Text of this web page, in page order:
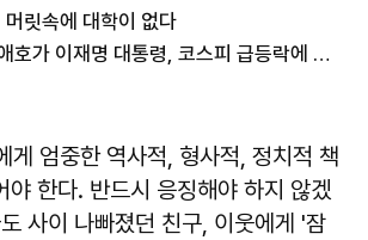
릿속에 대학이 없다
블룸버그 "주식 애호가 이재명 대통령, 코스피 급등락에 역풍"
게 엄중한 역사적, 형사적, 정치적 책
야 한다. 반드시 응징해야 하지 않겠
사이 나빠졌던 친구, 이웃에게 '잠